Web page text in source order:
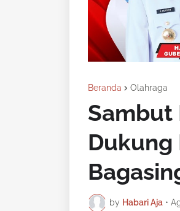
Beranda Olahraga
Sambut
Dukung
by Habari Aja •